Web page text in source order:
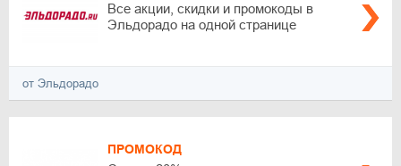
Все акции, скидки и промокоды в
Эльдорадо на одной странице
от Эльдорадо
ПРОМОКОД